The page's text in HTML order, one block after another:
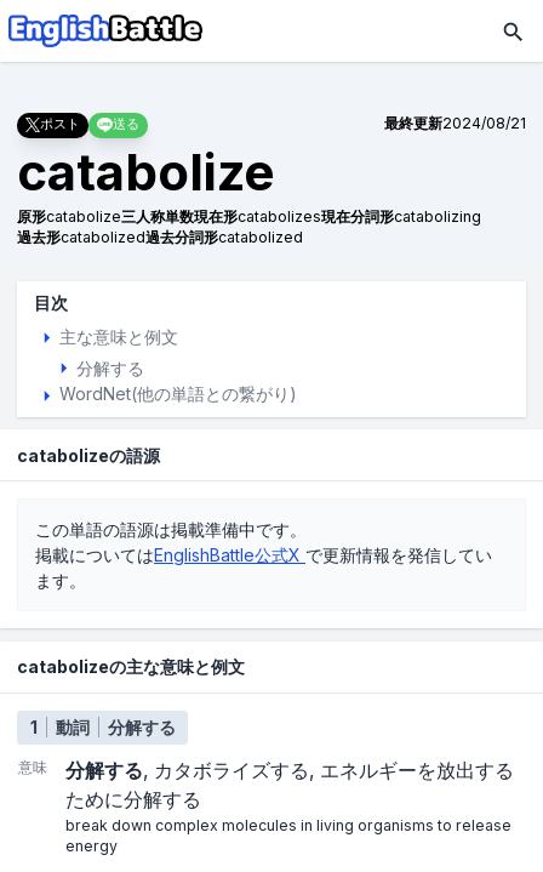
ポスト 送る 最終更新2024/08/21
catabolize
原形catabolize三人称単数現在形catabolizes現在分詞形catabolizing
過去形catabolized過去分詞形catabolized
目次
主な意味と例文
分解する
WordNet(他の単語との繋がり)
catabolizeの語源
この単語の語源は掲載準備中です。
掲載についてはEnglishBattle公式X で更新情報を発信してい
ます。
catabolizeの主な意味と例文
1 動詞 分解する
意味 分解する カタボライズする
エネルギーを放出する
ために分解する
break down complex molecules in living organisms to release
energy